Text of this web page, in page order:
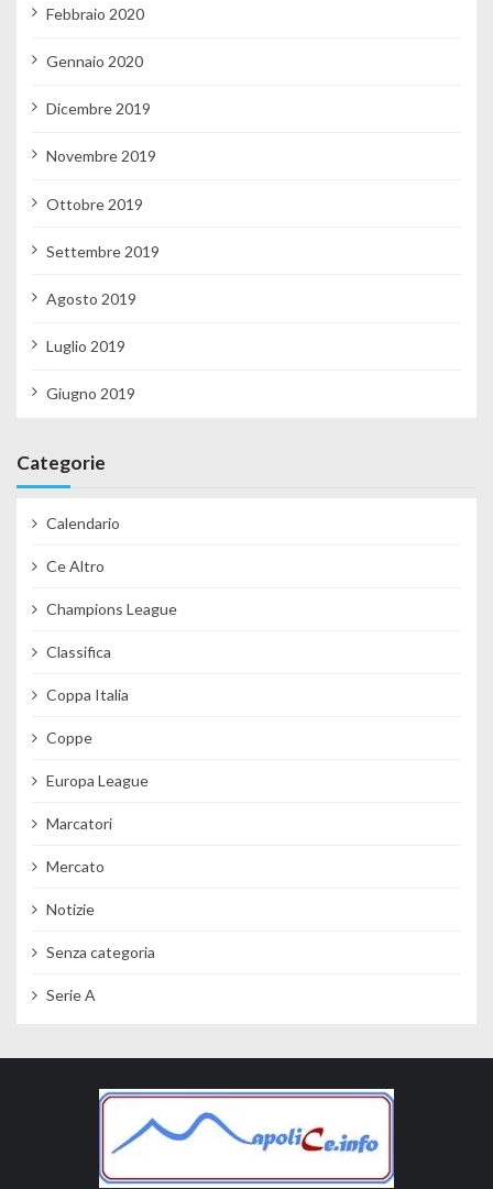
Febbraio 2020
Gennaio 2020
Dicembre 2019
Novembre 2019
Ottobre 2019
Settembre 2019
Agosto 2019
Luglio 2019
Giugno 2019
Categorie
Calendario
Ce Altro
Champions League
Classifica
Coppa Italia
Coppe
Europa League
Marcatori
Mercato
Notizie
Senza categoria
Serie A